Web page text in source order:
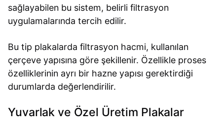
sağlayabilen bu sistem, belirli filtrasyon
uygulamalarında tercih edilir.
Bu tip plakalarda filtrasyon hacmi, kullanılan
çerçeve yapısına göre şekillenir. Özellikle proses
özelliklerinin ayrı bir hazne yapısı gerektirdiği
durumlarda değerlendirilir.
Yuvarlak ve Özel Üretim Plakalar